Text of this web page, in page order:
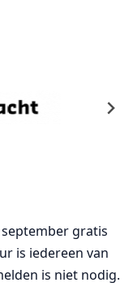
gratis
is iedereen van
is niet nodig.